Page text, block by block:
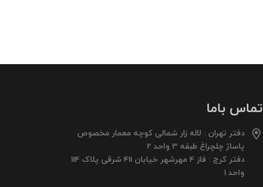
تماس باما
دفتر تهران : لاله زار شمالی کوچه معمار مخصوص
پاساژ چلچراغ طبقه 3 واحد 2
دفتر کرج : فاز 4 مهرشهر خیابان 411 شرقی پلاک 114
واحد 1